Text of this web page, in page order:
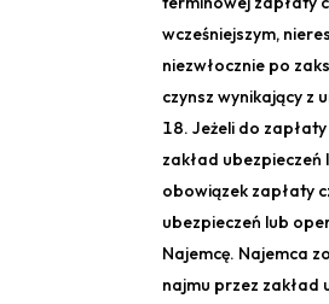
wcześniejszym,
niezwłocznie po
czynsz wynikający z
Jeżeli do
zakład
obowiązek zapłaty
ubezpieczeń lub
Najemcę. Najemca
najmu przez